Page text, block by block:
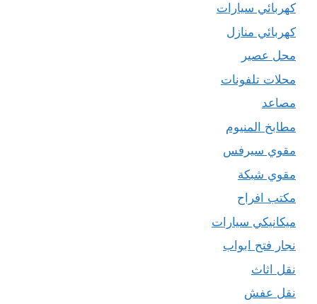
كهربائي سيارات
كهربائي منازل
محل عصير
محلات تلفونات
مصاعد
مطابخ المنيوم
مقوي سيرفس
مقوي شبكة
مكتب افراح
ميكانيكي سيارات
نجار فتح ابواب
نقل اثاث
نقل عفش